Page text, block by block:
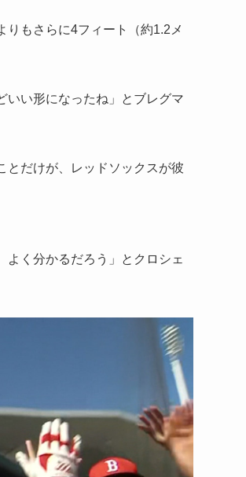
りもさらに4フィート（約1.2メ
いい形になったね」とブレグマ
とだけが、レッドソックスが彼
よく分かるだろう」とクロシェ